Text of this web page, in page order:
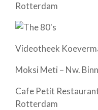
Rotterdam
Videotheek
Moksi Meti – Nw.
Cafe Petit
Rotterdam